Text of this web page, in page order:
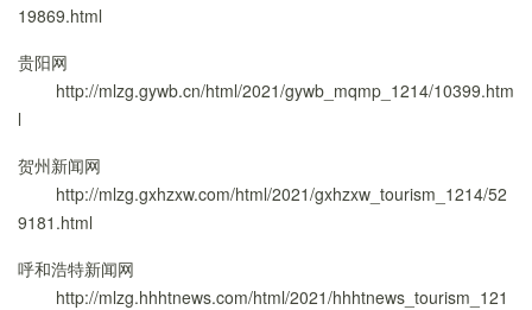
19869.html
贵阳网
http://mlzg.gywb.cn/html/2021/gywb_mqmp_1214/10399.htm
l
贺州新闻网
http://mlzg.gxhzxw.com/html/2021/gxhzxw_tourism_1214/52
9181.html
呼和浩特新闻网
http://mlzg.hhhtnews.com/html/2021/hhhtnews_tourism_121